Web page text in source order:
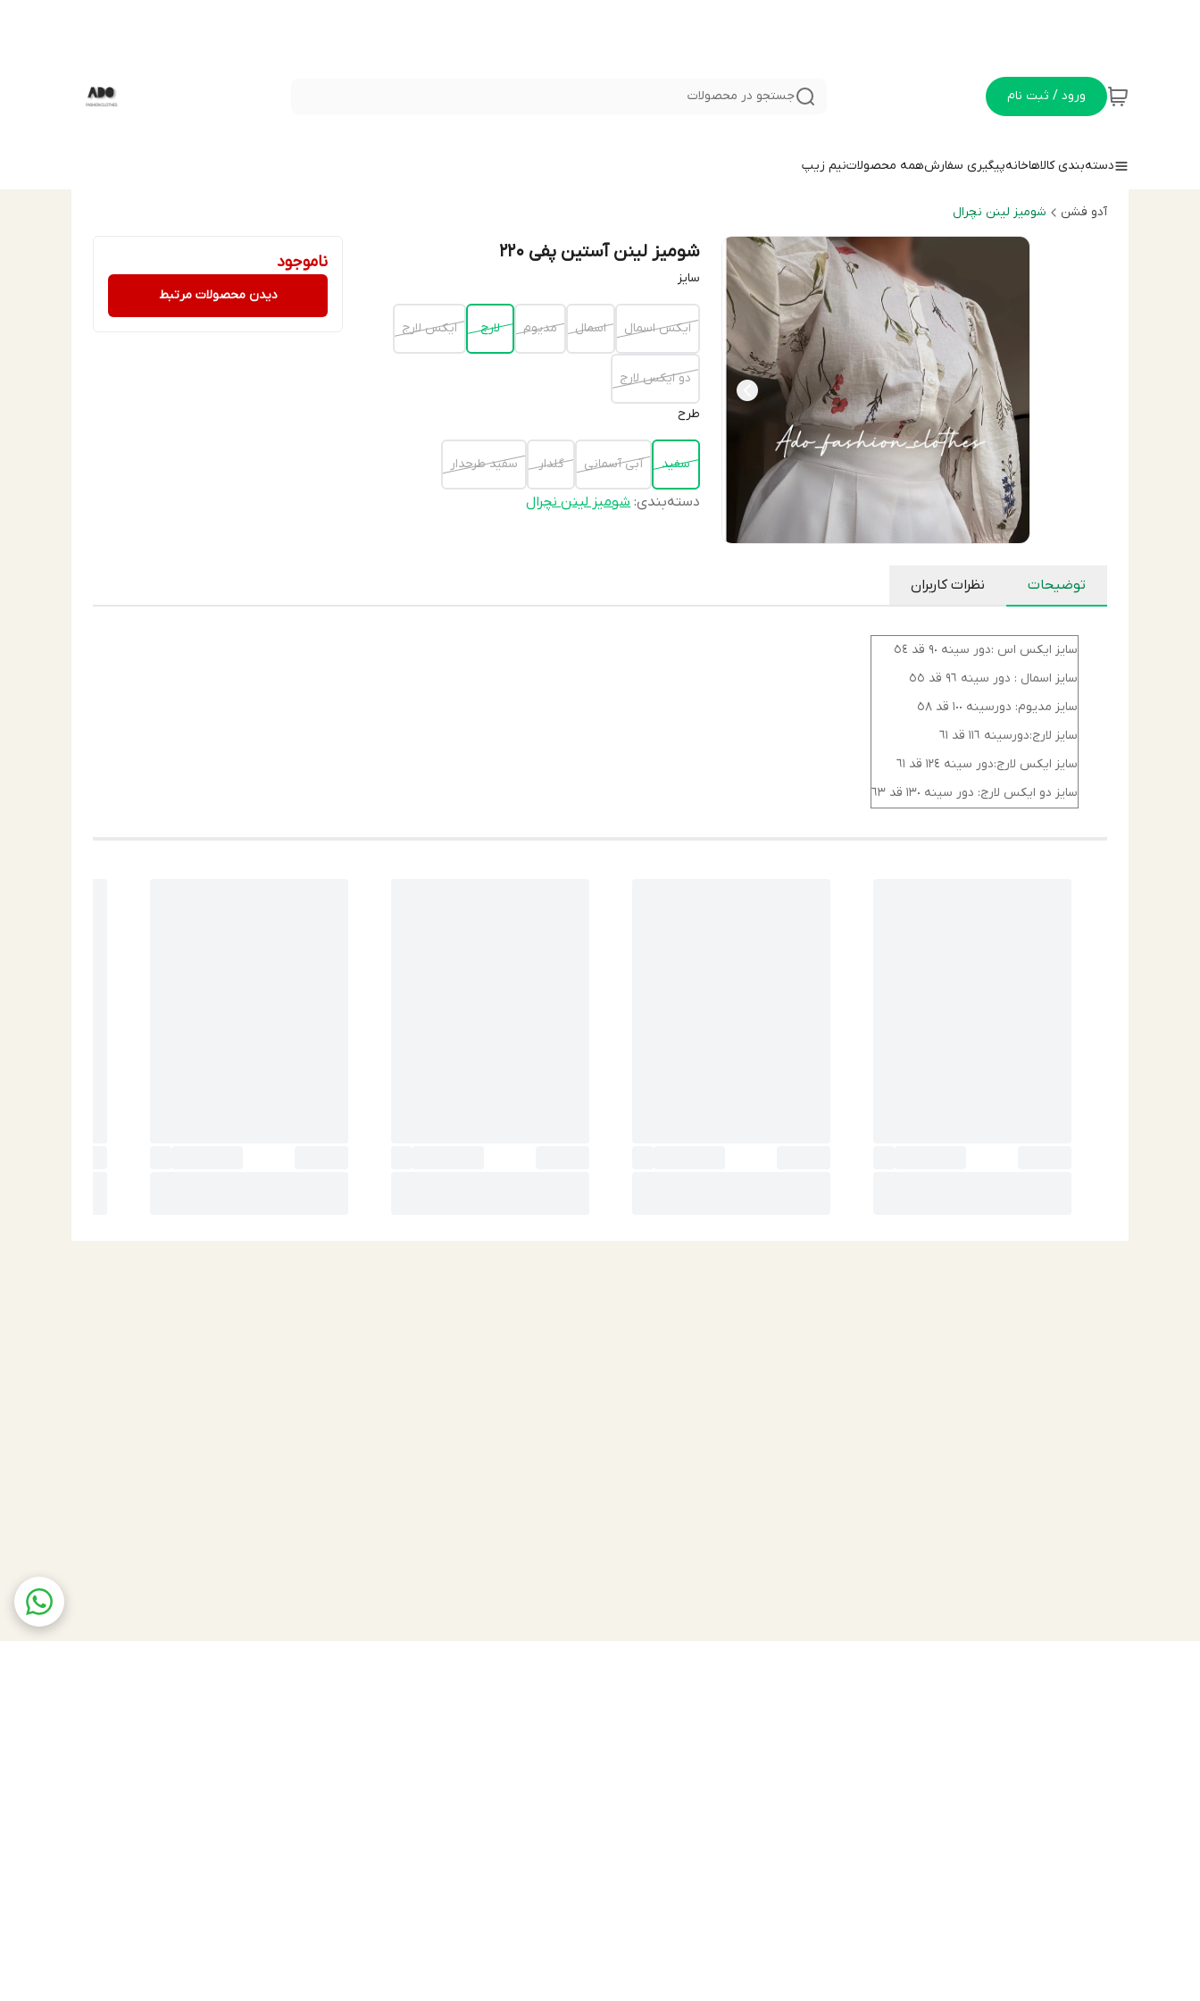
ورود / ثبت نام جستجو در محصولات
دسته‌بندی کالاهاخانهپیگیری سفارشهمه محصولاتنيم زيپ
آدو فشن شوميز لينن نچرال
شومیز لینن آستین پفی 220
سايز
ايكس اسمال اسمال مديوم لارج ايكس لارج
دو ايكس لارج
طرح
سفيد آبى آسمانى گلدار سفيد طرحدار
دسته‌بندی:شوميز لينن نچرال
ناموجود
دیدن محصولات مرتبط
توضیحات نظرات کاربران
سايز ايكس اس :دور سينه ٩٠ قد ٥٤
سايز اسمال : دور سينه ٩٦ قد ٥٥
سايز مديوم: دورسينه ١٠٠ قد ٥٨
سايز لارج:دورسينه ١١٦ قد ٦١
سايز ايكس لارج:دور سينه ١٢٤ قد ٦١
سايز دو ايكس لارج: دور سينه ١٣٠ قد ٦٣